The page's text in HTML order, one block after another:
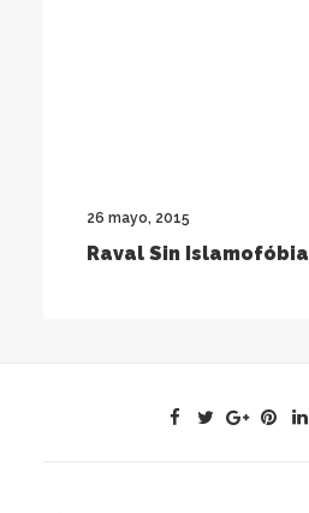
26 mayo, 2015
Raval Sin Islamofóbia